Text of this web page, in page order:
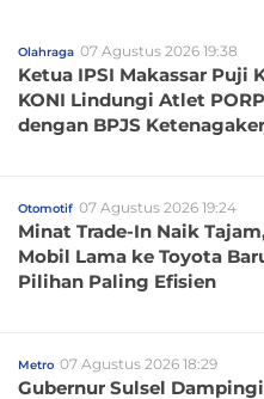
Olahraga 07 Agustus 2026 19:38
Ketua IPSI Makassar Puji
KONI Lindungi Atlet
dengan BPJS
Otomotif 07 Agustus 2026 19:24
Minat Trade-In Naik
Mobil Lama ke Toyota
Pilihan Paling Efisien
Metro 07 Agustus 2026 18:29
Gubernur Sulsel